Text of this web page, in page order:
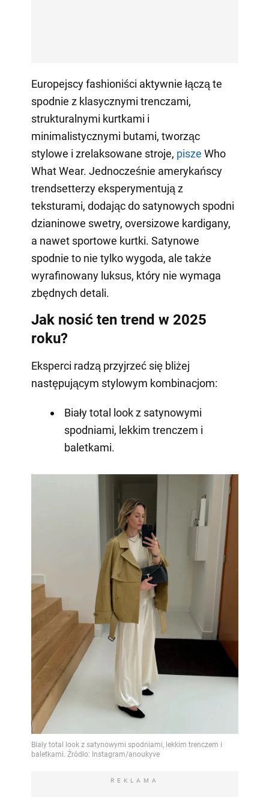
Europejscy fashioniści aktywnie łączą te
spodnie z klasycznymi trenczami,
strukturalnymi kurtkami i
minimalistycznymi butami, tworząc
stylowe i zrelaksowane stroje, pisze Who
What Wear. Jednocześnie amerykańscy
trendsetterzy eksperymentują z
teksturami, dodając do satynowych spodni
dzianinowe swetry, oversizowe kardigany,
a nawet sportowe kurtki. Satynowe
spodnie to nie tylko wygoda, ale także
wyrafinowany luksus, który nie wymaga
zbędnych detali.
Jak nosić ten trend w 2025
roku?
Eksperci radzą przyjrzeć się bliżej
następującym stylowym kombinacjom:
Biały total look z satynowymi
spodniami, lekkim trenczem i
baletkami.
REKLAMA